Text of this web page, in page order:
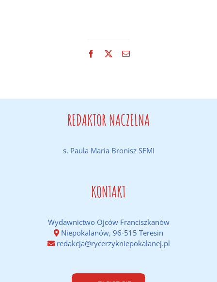
Facebook Email
REDAKTOR NACZELNA
s. Paula Maria Bronisz SFMI
KONTAKT
Wydawnictwo Ojców Franciszkanów
Niepokalanów, 96-515 Teresin
redakcja@rycerzykniepokalanej.pl